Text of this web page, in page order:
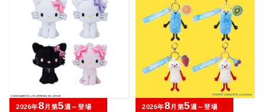
2026年8月第5週～登場 2026年8月第5週～登場